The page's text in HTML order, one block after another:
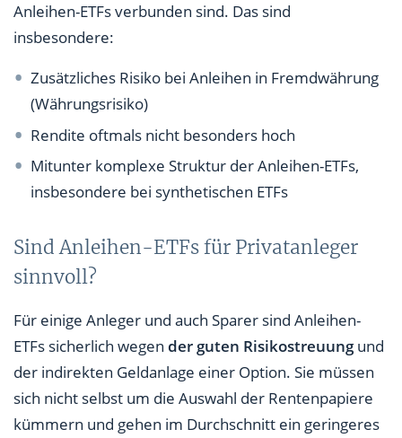
Anleihen-ETFs verbunden sind. Das sind
insbesondere:
Zusätzliches Risiko bei Anleihen in Fremdwährung
(Währungsrisiko)
Rendite oftmals nicht besonders hoch
Mitunter komplexe Struktur der Anleihen-ETFs,
insbesondere bei synthetischen ETFs
Sind Anleihen-ETFs für Privatanleger
sinnvoll?
Für einige Anleger und auch Sparer sind Anleihen-
ETFs sicherlich wegen der guten Risikostreuungund
der indirekten Geldanlage einer Option. Sie müssen
sich nicht selbst um die Auswahl der Rentenpapiere
kümmern und gehen im Durchschnitt ein geringeres